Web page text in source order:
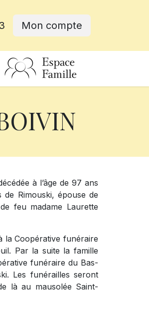
Mon compte
à l’âge de 97 ans
Rimouski, épouse de
feu madame Laurette
la Coopérative funéraire
Par la suite la famille
funéraire du Bas-
Les funérailles seront
là au mausolée Saint-